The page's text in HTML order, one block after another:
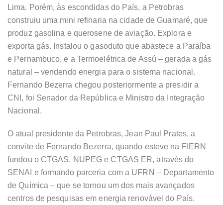
Lima. Porém, às escondidas do País, a Petrobras
construiu uma mini refinaria na cidade de Guamaré, que
produz gasolina e querosene de aviação. Explora e
exporta gás. Instalou o gasoduto que abastece a Paraíba
e Pernambuco, e a Termoelétrica de Assú – gerada a gás
natural – vendendo energia para o sistema nacional.
Fernando Bezerra chegou posteriormente a presidir a
CNI, foi Senador da República e Ministro da Integração
Nacional.
O atual presidente da Petrobras, Jean Paul Prates, a
convite de Fernando Bezerra, quando esteve na FIERN
fundou o CTGAS, NUPEG e CTGAS ER, através do
SENAI e formando parceria com a UFRN – Departamento
de Química – que se tornou um dos mais avançados
centros de pesquisas em energia renovável do País.